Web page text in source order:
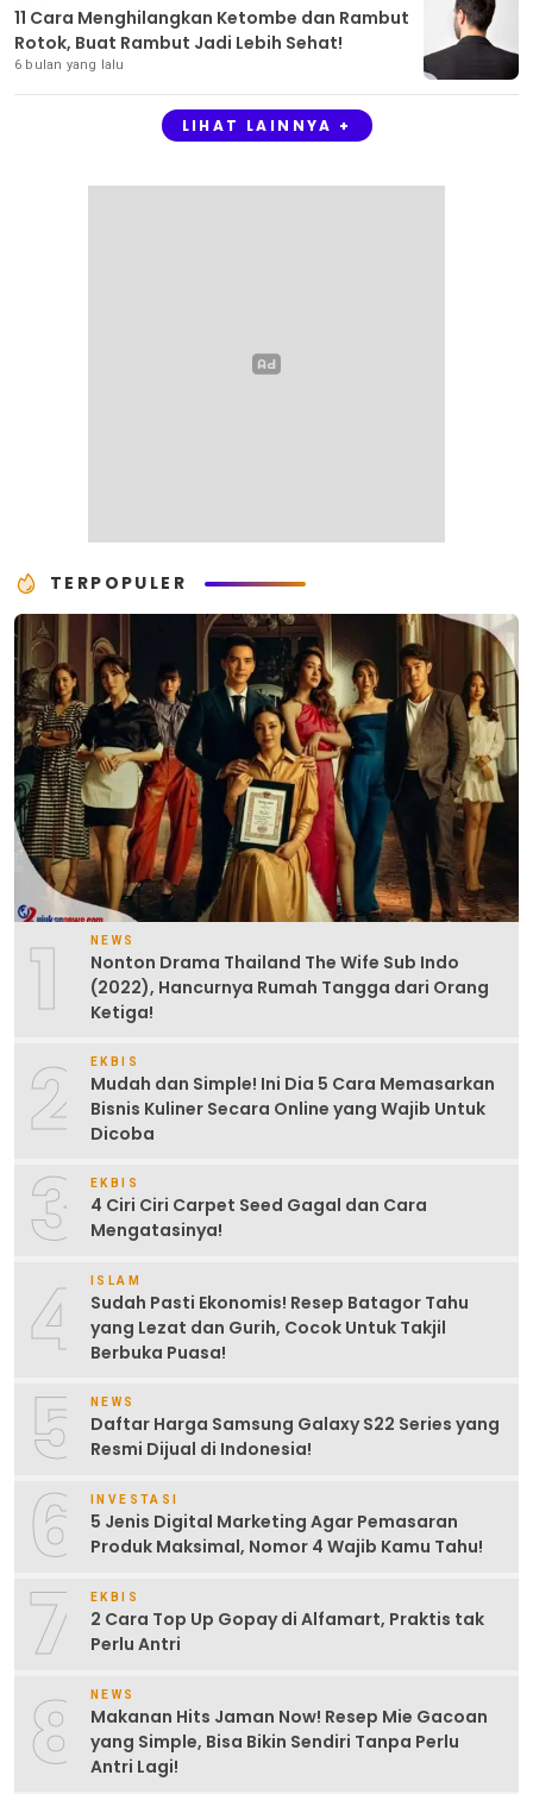
11 Cara Menghilangkan Ketombe dan Rambut
Rotok, Buat Rambut Jadi Lebih Sehat!
6 bulan yang lalu
LIHAT LAINNYA +
TERPOPULER
1 NEWS
Nonton Drama Thailand The Wife Sub Indo
(2022), Hancurnya Rumah Tangga dari Orang
Ketiga!
2 EKBIS
Mudah dan Simple! Ini Dia 5 Cara Memasarkan
Bisnis Kuliner Secara Online yang Wajib Untuk
Dicoba
3 EKBIS
4 Ciri Ciri Carpet Seed Gagal dan Cara
Mengatasinya!
4 ISLAM
Sudah Pasti Ekonomis! Resep Batagor Tahu
yang Lezat dan Gurih, Cocok Untuk Takjil
Berbuka Puasa!
5 NEWS
Daftar Harga Samsung Galaxy S22 Series yang
Resmi Dijual di Indonesia!
6 INVESTASI
5 Jenis Digital Marketing Agar Pemasaran
Produk Maksimal, Nomor 4 Wajib Kamu Tahu!
7 EKBIS
2 Cara Top Up Gopay di Alfamart, Praktis tak
Perlu Antri
8 NEWS
Makanan Hits Jaman Now! Resep Mie Gacoan
yang Simple, Bisa Bikin Sendiri Tanpa Perlu
Antri Lagi!